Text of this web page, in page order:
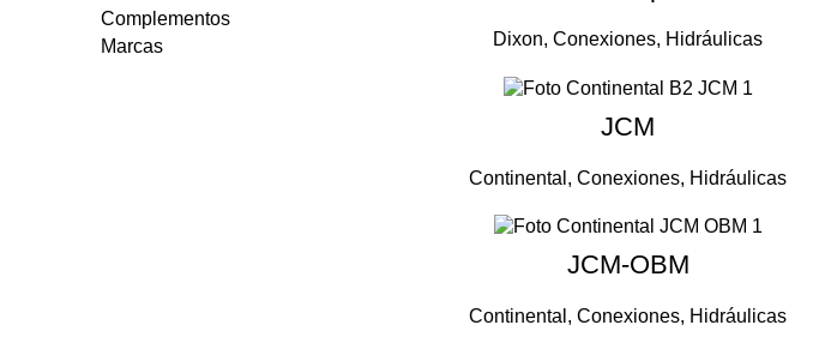
Complementos
Marcas
Dixon,Conexiones, Hidráulicas
JCM
Continental ,Conexiones, Hidráulicas
JCM-OBM
Continental ,Conexiones, Hidráulicas